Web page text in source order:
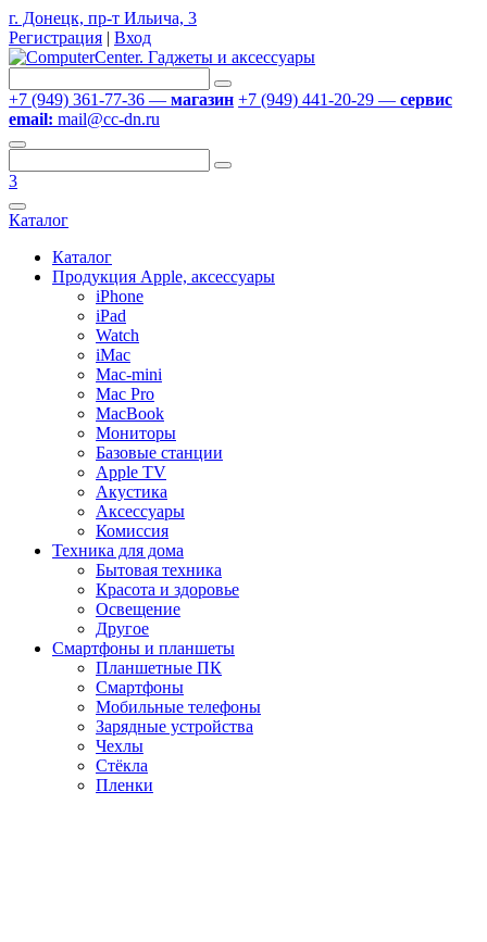
г. Донецк, пр-т Ильича, 3
Регистрация | Вход
+7 (949) 361-77-36 — магазин +7 (949) 441-20-29 — сервис
email: mail@cc-dn.ru
3
Каталог
Каталог
Продукция Apple, аксессуары
iPhone
iPad
Watch
iMac
Mac-mini
Mac Pro
MacBook
Мониторы
Базовые станции
Apple TV
Акустика
Аксессуары
Комиссия
Техника для дома
Бытовая техника
Красота и здоровье
Освещение
Другое
Смартфоны и планшеты
Планшетные ПК
Смартфоны
Мобильные телефоны
Зарядные устройства
Чехлы
Стёкла
Пленки